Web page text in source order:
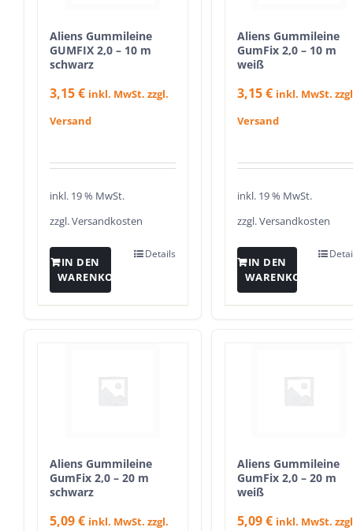
Aliens Gummileine
GUMFIX 2,0 – 10 m
schwarz
3,15€ inkl. MwSt. zzgl.
Versand
inkl. 19 % MwSt.
zzgl.Versandkosten
IN DEN
WARENKORB
Details
Aliens Gummileine
GumFix 2,0 – 10 m
weiß
3,15€ inkl. MwSt.
Versand
inkl. 19 % MwSt.
zzgl.Versandkosten
IN DEN
WARENKORB
Aliens Gummileine
GumFix 2,0 – 20 m
schwarz
5,09€ inkl. MwSt. zzgl.
Aliens Gummileine
GumFix 2,0 – 20 m
weiß
5,09€ inkl. MwSt.